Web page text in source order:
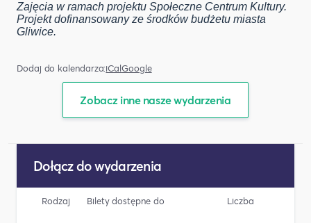
Zajęcia w ramach projektu Społeczne Centrum Kultury.
Projekt dofinansowany ze środków budżetu miasta
Gliwice.
Dodaj do kalendarza:iCalGoogle
Zobacz inne nasze wydarzenia
Dołącz do wydarzenia
Rodzaj Bilety dostępne do Liczba